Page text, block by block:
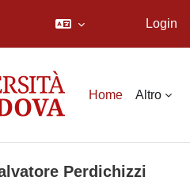
Login
Home Altro
Perdichizzi